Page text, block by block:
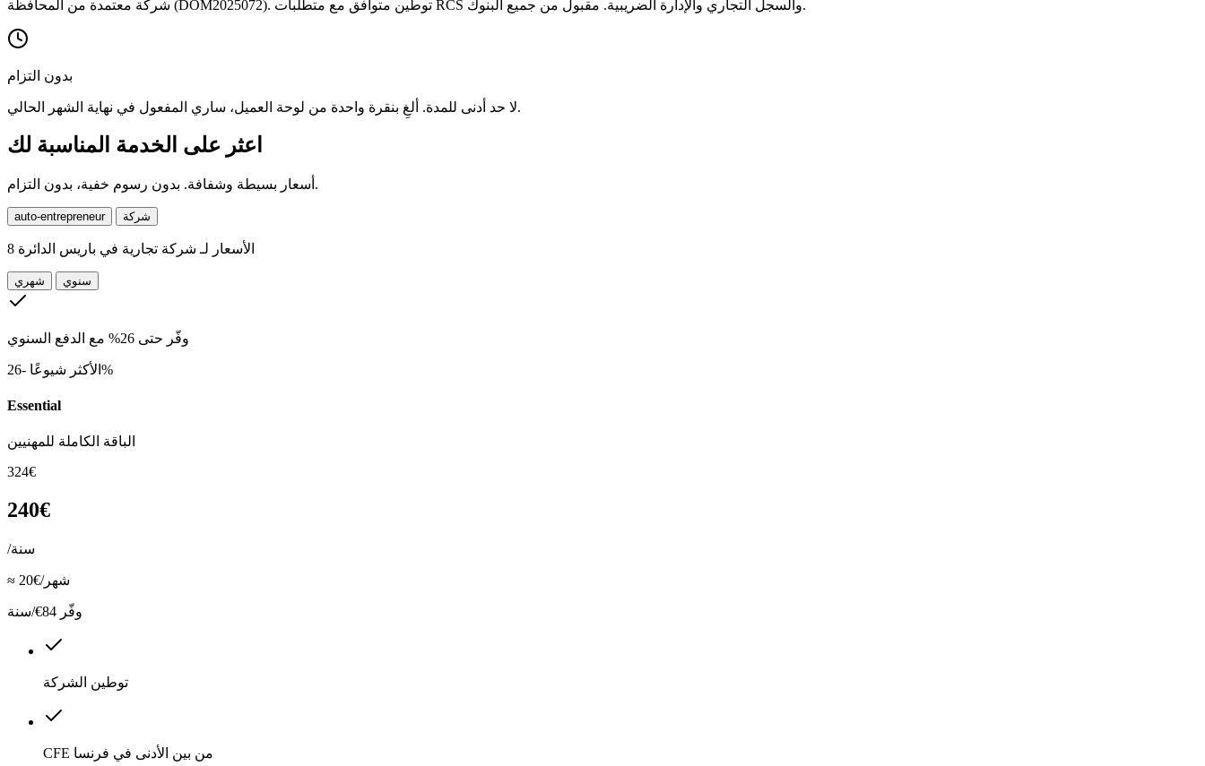
شركة معتمدة من المحافظة (DOM2025072). توطين متوافق مع متطلبات RCS والسجل التجاري والإدارة الضريبية. مقبول من جميع البنوك.
بدون التزام
لا حد أدنى للمدة. ألغِ بنقرة واحدة من لوحة العميل، ساري المفعول في نهاية الشهر الحالي.
اعثر على الخدمة المناسبة لك
أسعار بسيطة وشفافة. بدون رسوم خفية، بدون التزام.
auto-entrepreneur شركة
الأسعار لـ شركة تجارية في باريس الدائرة 8
شهري سنوي
وفّر حتى 26% مع الدفع السنوي
الأكثر شيوعًا -26%
Essential
الباقة الكاملة للمهنيين
324€
240€
/سنة
≈ 20€/شهر
وفّر 84€/سنة
توطين الشركة
CFE من بين الأدنى في فرنسا